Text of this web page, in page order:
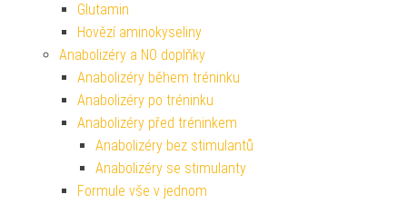
Glutamin
Hovězí aminokyseliny
Anabolizéry a NO doplňky
Anabolizéry během tréninku
Anabolizéry po tréninku
Anabolizéry před tréninkem
Anabolizéry bez stimulantů
Anabolizéry se stimulanty
Formule vše v jednom